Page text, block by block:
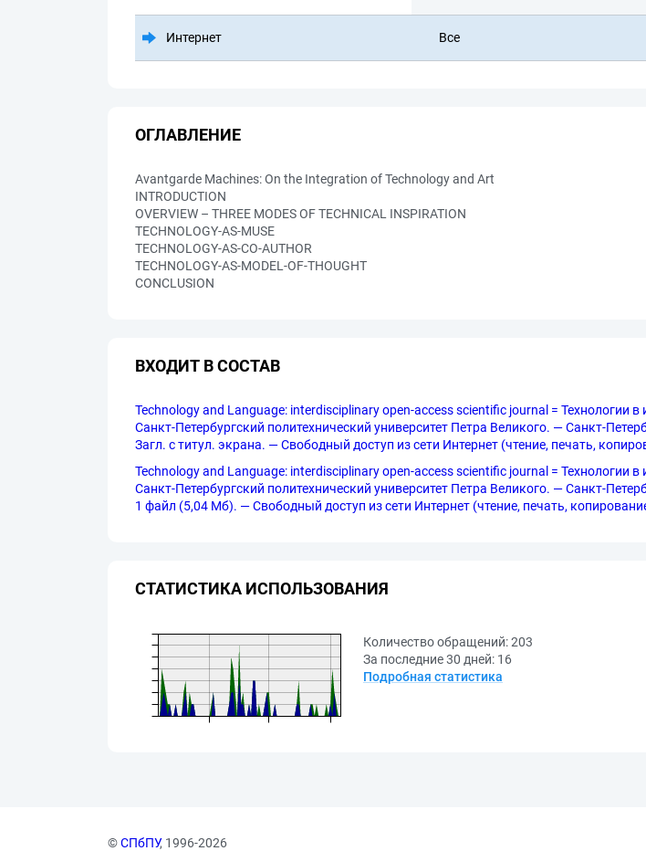
Интернет Все
ОГЛАВЛЕНИЕ
Avantgarde Machines: On the Integration of Technology and Art
INTRODUCTION
OVERVIEW – THREE MODES OF TECHNICAL INSPIRATION
TECHNOLOGY-AS-MUSE
TECHNOLOGY-AS-CO-AUTHOR
TECHNOLOGY-AS-MODEL-OF-THOUGHT
CONCLUSION
ВХОДИТ В СОСТАВ
Technology and Language: interdisciplinary open-access scientific journal =
Санкт-Петербургский политехнический университет Петра Великого. — Санкт-
Загл. с титул. экрана. — Свободный доступ из сети Интернет (чтение, печать,
Technology and Language: interdisciplinary open-access scientific journal =
Санкт-Петербургский политехнический университет Петра Великого. — Санкт-
1 файл (5,04 Мб). — Свободный доступ из сети Интернет (чтение, печать,
СТАТИСТИКА ИСПОЛЬЗОВАНИЯ
Количество обращений:203
За последние 30 дней: 16
Подробная статистика
©СПбПУ, 1996-2026